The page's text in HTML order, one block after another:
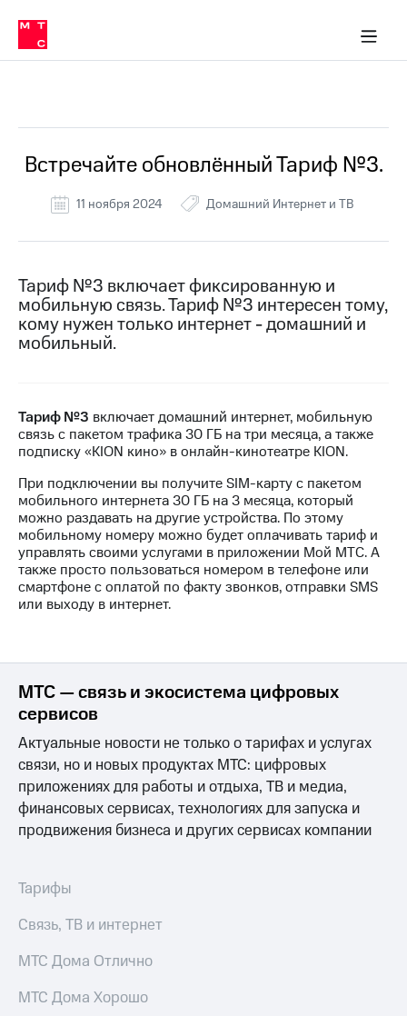
связь
Сервисы и подписки
30% на связь
кабинеты
Мобильная
и
Спутниковое
ТВ
Деньги
связь
Перенести
номер
в МТС
Роуминг
Семейная
группа
Заказать
SIM-
карту
Оформить
SIM-
для
иностранцев
Оформить
чистый
номер
Выбрать
красивый
карту
Перейти
eSIM
в МТС
Услуги
Роуминг
кабинет
Скачать
приложение
Мой
МТС
на связь
Тарифы
РИИЛ
и МТС
Супер
дешевле
при
оплате
с карты
МТС
Выберите
ТВ
с выгодным
Тарифы
Интернет,
ТВ и телефон
Личный
кабинет
интернета
ТВ
Встречайте обновлённый Тариф №3.
11 ноября 2024 Домашний Интернет и ТВ
Тариф №3 включает фиксированную и
мобильную связь. Тариф №3 интересен тому,
кому нужен только интернет - домашний и
мобильный.
Тариф №3 включает домашний интернет, мобильную
связь с пакетом трафика 30 ГБ на три месяца, а также
подписку «KION кино» в онлайн-кинотеатре KION.
При подключении вы получите SIM-карту с пакетом
мобильного интернета 30 ГБ на 3 месяца, который
можно раздавать на другие устройства. По этому
мобильному номеру можно будет оплачивать тариф и
управлять своими услугами в приложении Мой МТС. А
также просто пользоваться номером в телефоне или
смартфоне с оплатой по факту звонков, отправки SMS
или выходу в интернет.
МТС — связь и экосистема цифровых
сервисов
Актуальные новости не только о тарифах и услугах
связи, но и новых продуктах МТС: цифровых
приложениях для работы и отдыха, ТВ и медиа,
финансовых сервисах, технологиях для запуска и
продвижения бизнеса и других сервисах компании
Тарифы
Связь, ТВ и интернет
МТС Дома Отлично
МТС Дома Хорошо